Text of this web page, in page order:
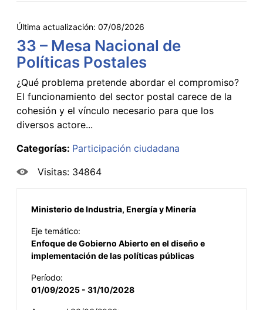
Última actualización: 07/08/2026
33 – Mesa Nacional de
Políticas Postales
¿Qué problema pretende abordar el compromiso?
El funcionamiento del sector postal carece de la
cohesión y el vínculo necesario para que los
diversos actore...
Categorías: Participación ciudadana
Visitas: 34864
Ministerio de Industria, Energía y Minería
Eje temático:
Enfoque de Gobierno Abierto en el diseño e
implementación de las políticas públicas
Período:
01/09/2025 - 31/10/2028